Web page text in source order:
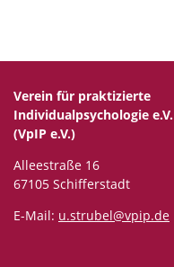
Verein für praktizierte
Individualpsychologie e.V.
(VpIP e.V.)
Alleestraße 16
67105 Schifferstadt
E-Mail: u.strubel@vpip.de